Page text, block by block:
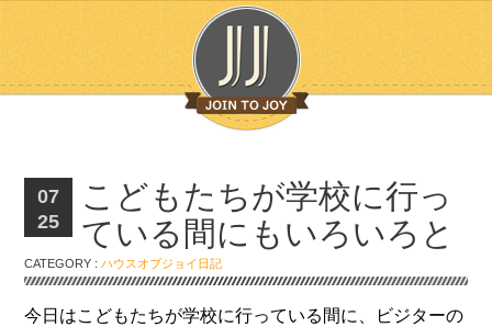
07
25
こどもたちが学校に行っ
ている間にもいろいろと
CATEGORY :ハウスオブジョイ日記
今日はこどもたちが学校に行っている間に、ビジターの